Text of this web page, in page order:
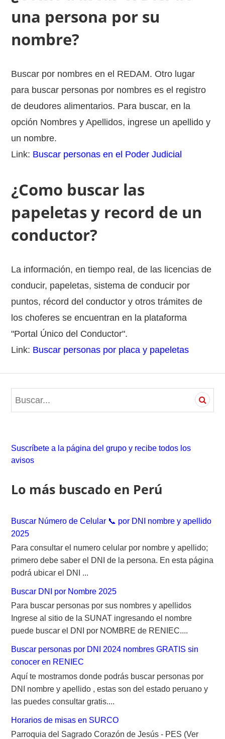
una persona por su
nombre?
Buscar por nombres en el REDAM. Otro lugar
para buscar personas por nombres es el registro
de deudores alimentarios. Para buscar, en la
opción Nombres y Apellidos, ingrese un apellido y
un nombre.
Link: Buscar personas en el Poder Judicial
¿Como buscar las
papeletas y record de un
conductor?
La información, en tiempo real, de las licencias de
conducir, papeletas, sistema de conducir por
puntos, récord del conductor y otros trámites de
los choferes se encuentran en la plataforma
"Portal Único del Conductor".
Link: Buscar personas por placa y papeletas
e
Suscríbete a la página del grupo y recibe todos los
avisos
Lo más buscado en Perú
Buscar Número de Celular 📞 por DNI nombre y apellido
2025
Para consultar el numero celular por nombre y apellido;
primero debe saber el DNI de la persona. En esta página
podrá ubicar el DNI ...
Buscar DNI por Nombre 2025
Para buscar personas por sus nombres y apellidos
Ingrese al sitio de la SUNAT ingresando el nombre
puede buscar el DNI por NOMBRE de RENIEC....
Buscar personas por DNI 2024 nombres GRATIS sin
conocer en RENIEC
Aquí te mostramos donde podrás buscar personas por
DNI nombre y apellido , estas son del estado peruano y
las puedes consultar gratis....
Horarios de misas en SURCO
Parroquia del Sagrado Corazón de Jesús - PES (Ver